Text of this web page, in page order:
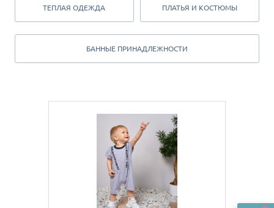
ТЕПЛАЯ ОДЕЖДА ПЛАТЬЯ И КОСТЮМЫ
БАННЫЕ ПРИНАДЛЕЖНОСТИ